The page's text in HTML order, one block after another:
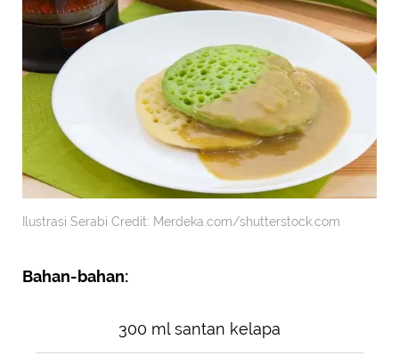
Ilustrasi Serabi Credit: Merdeka.com/shutterstock.com
Bahan-bahan:
300 ml santan kelapa